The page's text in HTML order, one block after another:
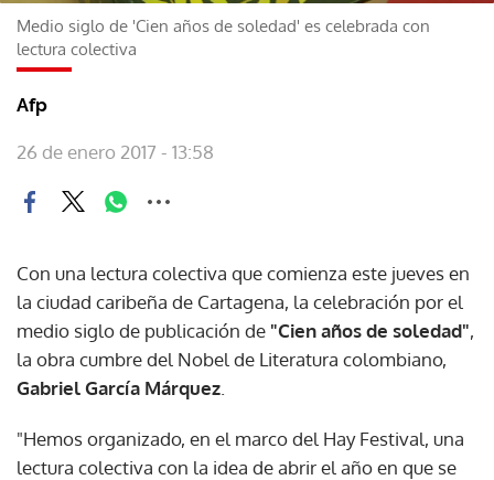
Medio siglo de 'Cien años de soledad' es celebrada con
lectura colectiva
Afp
26 de enero 2017 - 13:58
Con una lectura colectiva que comienza este jueves en
la ciudad caribeña de Cartagena, la celebración por el
medio siglo de publicación de "Cien años de soledad",
la obra cumbre del Nobel de Literatura colombiano,
Gabriel García Márquez
"Hemos organizado, en el marco del Hay Festival, una
lectura colectiva con la idea de abrir el año en que se